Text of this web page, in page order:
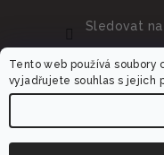
Tento web používá soubory
vyjadřujete souhlas s jejich
Sledovat